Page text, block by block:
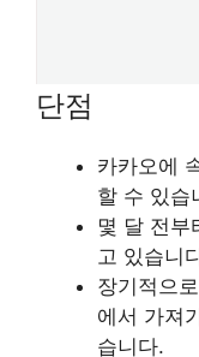
단점
카카오에
할 수 있습
몇 달 전부
고 있습니
장기적으
에서 가져
습니다.